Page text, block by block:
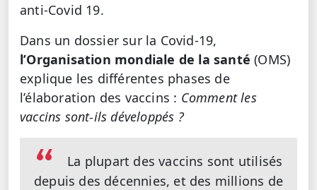
anti-Covid 19.
Dans un dossier sur la Covid-19,
l’Organisation mondiale de la santé (OMS)
explique les différentes phases de
l’élaboration des vaccins : Comment les
vaccins sont-ils développés ?
La plupart des vaccins sont utilisés
depuis des décennies, et des millions de